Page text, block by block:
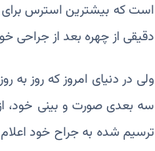
است که بیشترین استرس برای
دقیقی از چهره بعد از جراحی
ولی در دنیای امروز که روز
سه بعدی صورت و بینی خود،
ترسیم شده به جراح خود